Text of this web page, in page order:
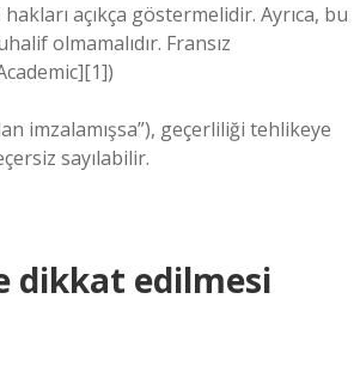
açıkça göstermelidir. Ayrıca, bu
olmamalıdır. Fransız
imzalamışsa”), geçerliliği tehlikeye
sayılabilir.
dikkat edilmesi